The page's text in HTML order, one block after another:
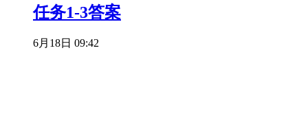
任务1-3答案
6月18日 09:42